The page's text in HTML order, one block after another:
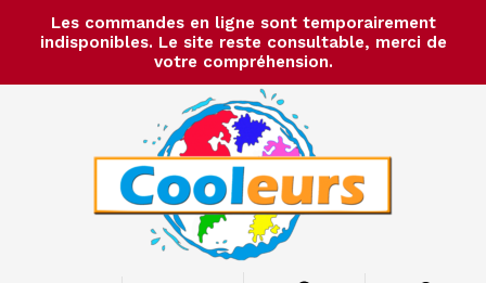
Les commandes en ligne sont temporairement
indisponibles. Le site reste consultable, merci de
votre compréhension.